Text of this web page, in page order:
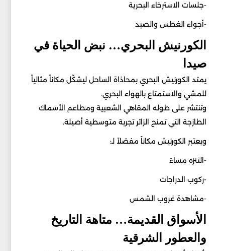
-جلسات الاسترخاء البحرية
-أجواء الغطس والصيد
الكورنيش البحري… نبض الحياة في
صيدا
يمتد الكورنيش البحري بمحاذاة الساحل ليشكّل مكاناً مثالياً
للمشي والاستمتاع بالهواء البحري.
وتنتشر على طوله المقاهي الشعبية ومطاعم الأسماك
الطازجة التي تمنح الزائر تجربة متوسطية أصيلة.
ويعتبر الكورنيش مكاناً مفضلاً لـ:
-التنزه مساءً
-ركوب الدراجات
-مشاهدة غروب الشمس
الأسواق القديمة… متاهة التاريخ
والعطور الشرقية